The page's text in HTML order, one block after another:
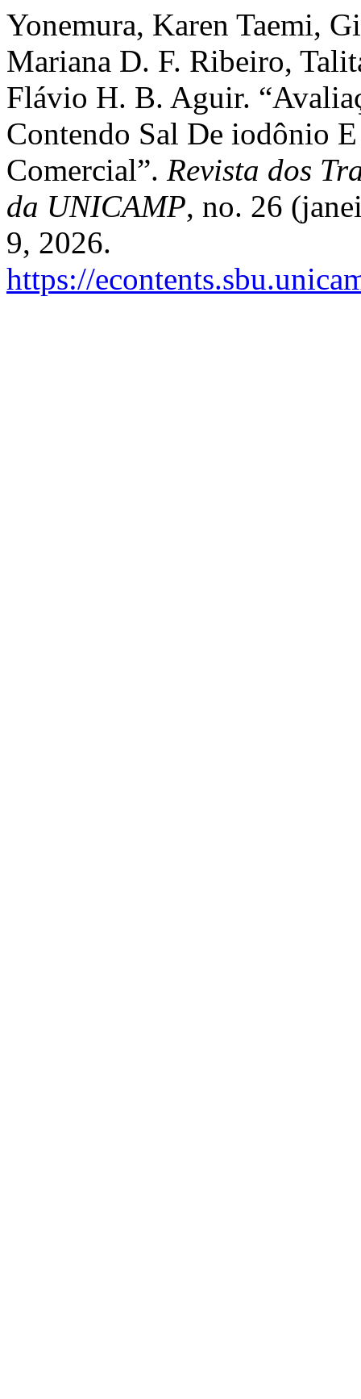
Yonemura, Karen Taemi,
Mariana D. F. Ribeiro,
Flávio H. B. Aguir.
Contendo Sal De iodônio
Comercial”. Revista dos
da UNICAMP, no. 26
9, 2026.
https://